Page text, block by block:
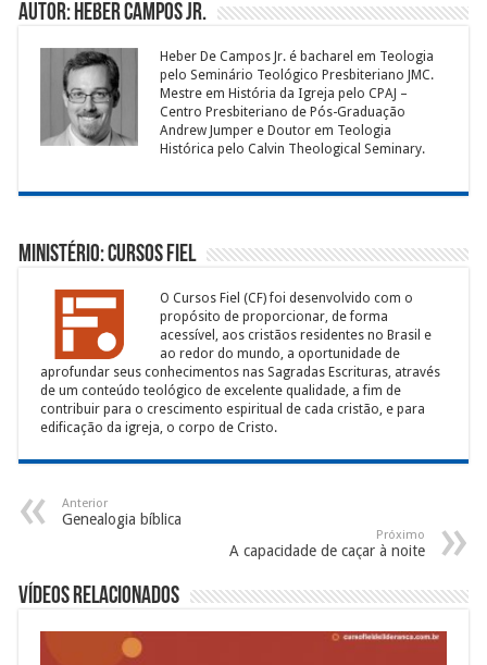
Autor: Heber Campos Jr.
Heber De Campos Jr. é bacharel em Teologia
pelo Seminário Teológico Presbiteriano JMC.
Mestre em História da Igreja pelo CPAJ –
Centro Presbiteriano de Pós-Graduação
Andrew Jumper e Doutor em Teologia
Histórica pelo Calvin Theological Seminary.
Ministério: Cursos Fiel
O Cursos Fiel (CF) foi desenvolvido com o
propósito de proporcionar, de forma
acessível, aos cristãos residentes no Brasil e
ao redor do mundo, a oportunidade de
aprofundar seus conhecimentos nas Sagradas Escrituras, através
de um conteúdo teológico de excelente qualidade, a fim de
contribuir para o crescimento espiritual de cada cristão, e para
edificação da igreja, o corpo de Cristo.
Anterior
Genealogia bíblica
Próximo
A capacidade de caçar à noite
Vídeos Relacionados